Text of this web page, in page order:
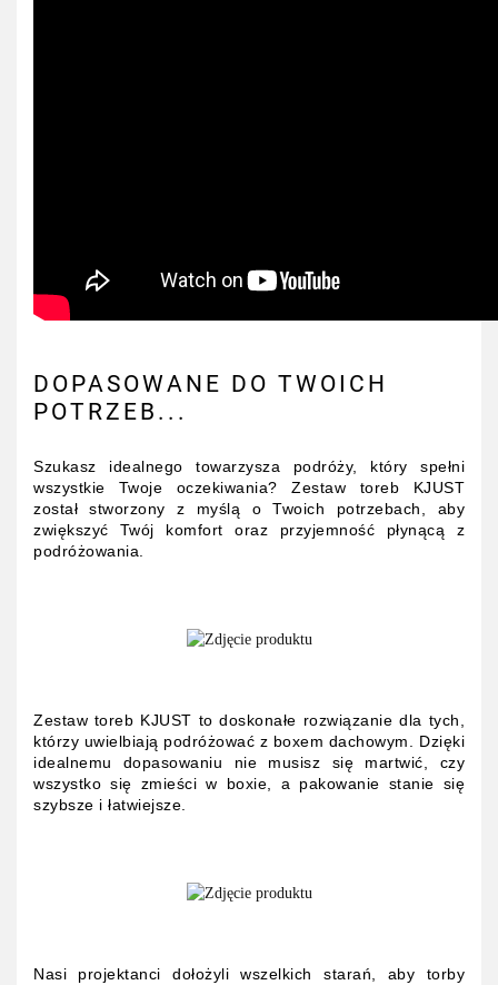
DOPASOWANE DO TWOICH
POTRZEB...
Szukasz idealnego towarzysza podróży, który spełni
wszystkie Twoje oczekiwania? Zestaw toreb KJUST
został stworzony z myślą o Twoich potrzebach, aby
zwiększyć Twój komfort oraz przyjemność płynącą z
podróżowania.
Zestaw toreb KJUST to doskonałe rozwiązanie dla tych,
którzy uwielbiają podróżować z boxem dachowym. Dzięki
idealnemu dopasowaniu nie musisz się martwić, czy
wszystko się zmieści w boxie, a pakowanie stanie się
szybsze i łatwiejsze.
Nasi projektanci dołożyli wszelkich starań, aby torby